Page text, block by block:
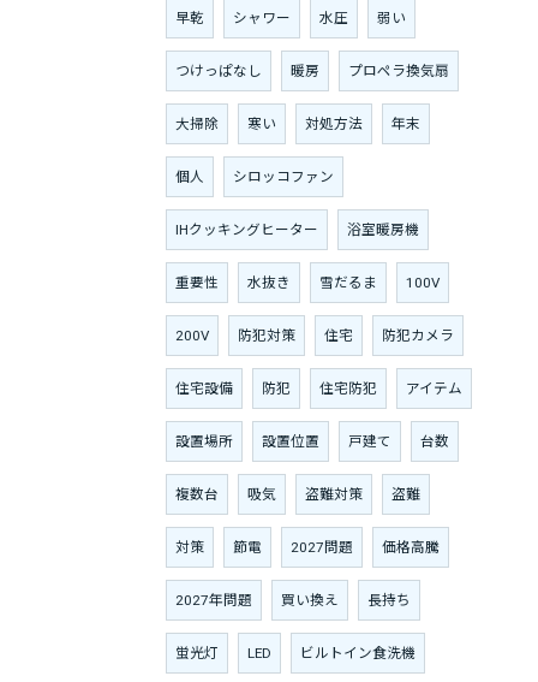
早乾 シャワー 水圧 弱い
つけっぱなし 暖房 プロペラ換気扇
大掃除 寒い 対処方法 年末
個人 シロッコファン
IHクッキングヒーター 浴室暖房機
重要性 水抜き 雪だるま 100V
200V 防犯対策 住宅 防犯カメラ
住宅設備 防犯 住宅防犯 アイテム
設置場所 設置位置 戸建て 台数
複数台 吸気 盗難対策 盗難
対策 節電 2027問題 価格高騰
2027年問題 買い換え 長持ち
蛍光灯 LED ビルトイン食洗機